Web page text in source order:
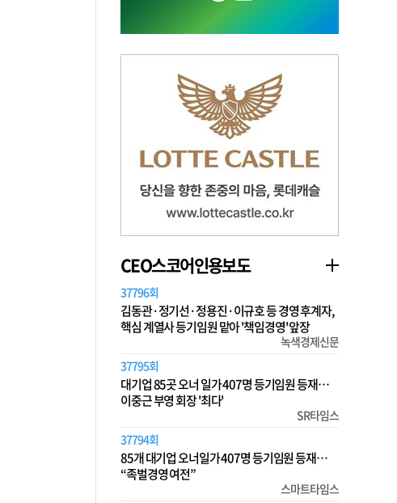
CEO스코어인용보도
37796회
김동관·정기선·정용진·이규호 등 경영 후계자,
핵심 계열사 등기임원 맡아 '책임경영' 앞장
녹색경제신문
37795회
대기업 85곳 오너 일가 407명 등기임원 등재…
이중근 부영 회장 '최다'
SR타임스
37794회
85개 대기업 오너일가 407명 등기임원 등재…
“족벌경영 여전”
스마트타임스